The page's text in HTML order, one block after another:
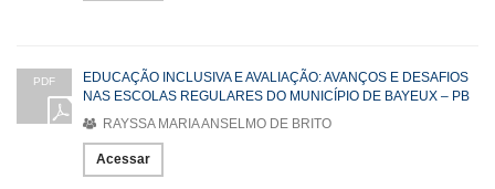
PDF
EDUCAÇÃO INCLUSIVA E AVALIAÇÃO: AVANÇOS E DESAFIOS
NAS ESCOLAS REGULARES DO MUNICÍPIO DE BAYEUX – PB
RAYSSA MARIA ANSELMO DE BRITO
Acessar